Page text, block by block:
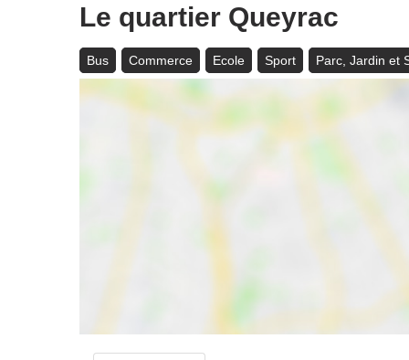
Le quartier Queyrac
Bus Commerce Ecole Sport Parc, Jardin et